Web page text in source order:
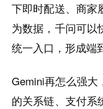
下即时配送、商家
为数据，千问可以
统一入口，形成端
Gemini再怎么强大
的关系链、支付系